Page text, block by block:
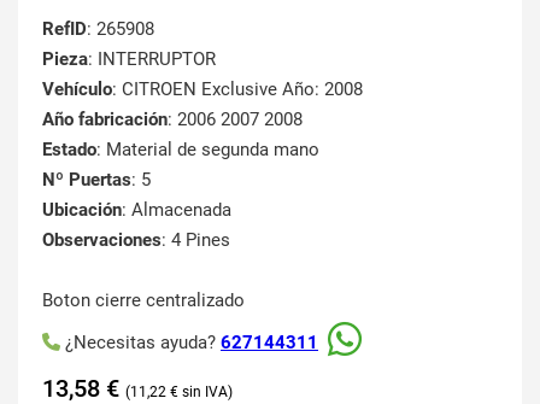
RefID: 265908
Pieza: INTERRUPTOR
Vehículo: CITROEN Exclusive Año: 2008
Año fabricación: 2006 2007 2008
Estado: Material de segunda mano
Nº Puertas: 5
Ubicación: Almacenada
Observaciones: 4 Pines
Boton cierre centralizado
¿Necesitas ayuda? 627144311
13,58 € 11,22 €